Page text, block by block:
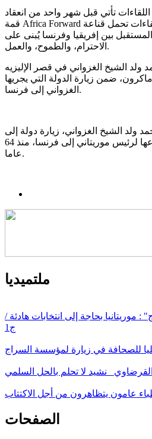
تأتي قبل شهر واحد من انعقاد
قمة Africa Forward في نيروبي، مؤكدًا أن هذه اللقاءات تحمل قناعة
بين إفريقيا وفرنسا يُبنى على
الاحترام، والطموح، والعمل.
ولد الشيخ الغزواني في قصر الإليزيه
ضمن زيارة الدولة التي يجريها
الغزواني إلى فرنسا.
ولد الشيخ الغزواني، زيارة دولة إلى
باريس، هي الأولى من نوعها لرئيس موريتاني إلى فرنسا، منذ 64
عاما.
ملتميديا
موريتانيا بحاجة إلى انتخابات هادئة /
ج1
للصحافة في زيارة لمؤسسة السراج
نشيد لا تحلم بالحل السلمي
عامون يتظاهرون من أجل الاكتتاب
الصفحات